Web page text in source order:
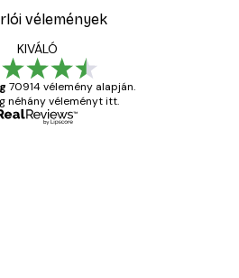
vélemények
KIVÁLÓ
70914 vélemény alapján.
néhány véleményt itt.